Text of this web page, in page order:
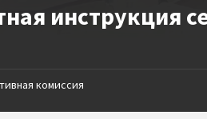
инструкция
комиссия